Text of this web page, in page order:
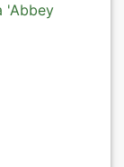
'Abbey